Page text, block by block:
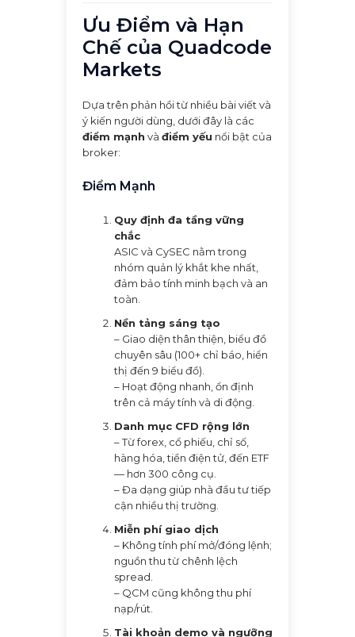
Ưu Điểm và Hạn
Chế của Quadcode
Markets
Dựa trên phản hồi từ nhiều bài viết và
ý kiến người dùng, dưới đây là các
điểm mạnh và điểm yếu nổi bật của
broker:
Điểm Mạnh
Quy định đa tầng vững
chắc
ASIC và CySEC nằm trong
nhóm quản lý khắt khe nhất,
đảm bảo tính minh bạch và an
toàn.
Nền tảng sáng tạo
– Giao diện thân thiện, biểu đồ
chuyên sâu (100+ chỉ báo, hiển
thị đến 9 biểu đồ).
– Hoạt động nhanh, ổn định
trên cả máy tính và di động.
Danh mục CFD rộng lớn
– Từ forex, cổ phiếu, chỉ số,
hàng hóa, tiền điện tử, đến ETF
— hơn 300 công cụ.
– Đa dạng giúp nhà đầu tư tiếp
cận nhiều thị trường.
Miễn phí giao dịch
– Không tính phí mở/đóng lệnh;
nguồn thu từ chênh lệch
spread.
– QCM cũng không thu phí
nạp/rút.
Tài khoản demo và ngưỡng